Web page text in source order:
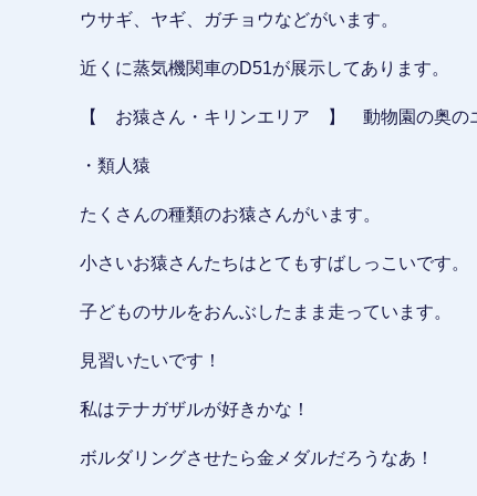
ウサギ、ヤギ、ガチョウなどがいます。
近くに蒸気機関車のD51が展示してあります。
【 お猿さん・キリンエリア 】 動物園の奥の
・類人猿
たくさんの種類のお猿さんがいます。
小さいお猿さんたちはとてもすばしっこいです。
子どものサルをおんぶしたまま走っています。
見習いたいです！
私はテナガザルが好きかな！
ボルダリングさせたら金メダルだろうなあ！